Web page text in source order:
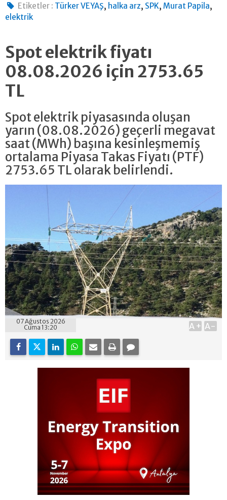
Etiketler : Türker VEYAŞ, halka arz, SPK,Murat Papila,
elektrik
Spot elektrik fiyatı
08.08.2026 için 2753.65
TL
Spot elektrik piyasasında oluşan
yarın (08.08.2026) geçerli megavat
saat (MWh) başına kesinleşmemiş
ortalama Piyasa Takas Fiyatı (PTF)
2753.65 TL olarak belirlendi.
07 Ağustos 2026
Cuma 13:20
A+ A-